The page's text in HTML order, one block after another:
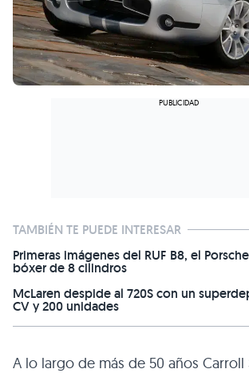
TAMBIÉN TE PUEDE INTERESAR
Primeras imágenes del RUF B8, el
bóxer de 8 cilindros
McLaren despide al 720S con un
CV y 200 unidades
A lo largo de más de 50 años Carroll